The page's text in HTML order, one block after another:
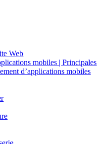
Web
mobiles | Principales
d’applications mobiles